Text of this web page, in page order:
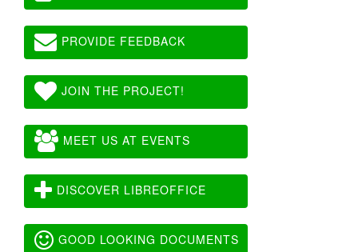
PROVIDE FEEDBACK
JOIN THE PROJECT!
MEET US AT EVENTS
DISCOVER LIBREOFFICE
GOOD LOOKING DOCUMENTS